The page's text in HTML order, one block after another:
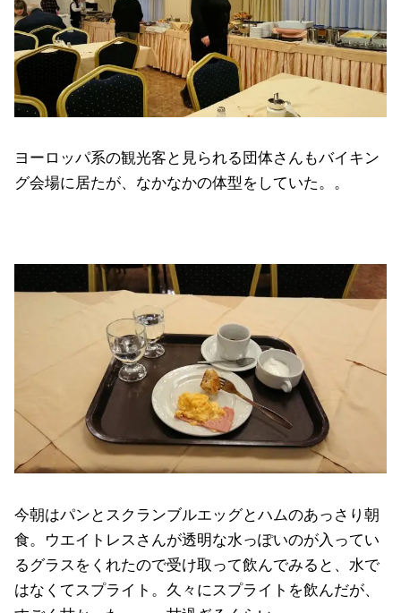
ヨーロッパ系の観光客と見られる団体さんもバイキン
グ会場に居たが、なかなかの体型をしていた。。
今朝はパンとスクランブルエッグとハムのあっさり朝
食。ウエイトレスさんが透明な水っぽいのが入ってい
るグラスをくれたので受け取って飲んでみると、水で
はなくてスプライト。久々にスプライトを飲んだが、